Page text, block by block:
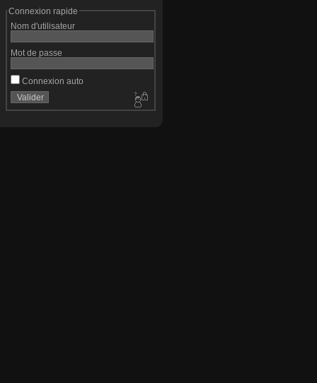
Connexion rapide
Nom d'utilisateur
Mot de passe
Connexion auto